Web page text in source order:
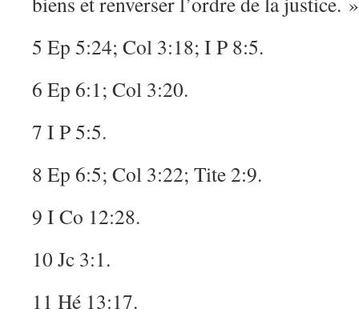
5 Ep 5:24; Col 3:18; I P 8:5.
6 Ep 6:1; Col 3:20.
7 I P 5:5.
8 Ep 6:5; Col 3:22; Tite 2:9.
9 I Co 12:28.
10 Jc 3:1.
11 Hé 13:17.